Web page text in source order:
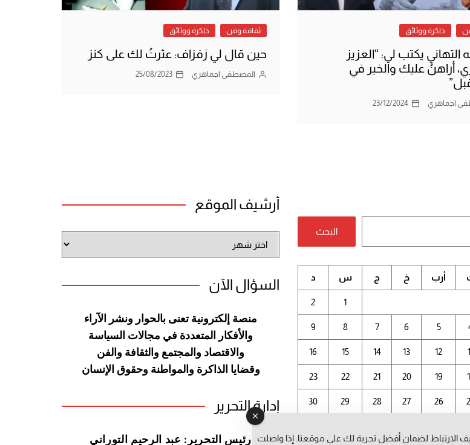
ذاكرة ووثائق
التهاني يكتب لي: “العزيز
أراهنُ عليك والخير في
اجماهري 23/12/2024
ثقافة وفن ذاكرة ووثائق
حين قال لي زفزاف: عثرتُ لك على كنز
المصطفى اجماهري 25/08/2023
البحث
أرب خ ج س د
1
2
5
6
7
8
9
12
13
14
15
16
19
20
21
22
23
26
27
28
29
30
أرشيف الموقع
الموقع
السؤال الآن
منصة إلكترونية تعنى بالحوار ونشر
الآراء
والأفكار المتعددة في مجالات السياسة
والاقتصاد والمجتمع والثقافة والفن
وقضايا الذاكرة والمواطنة وحقوق الإنسان
إدارة التحرير
رئيس التحرير: عبد الرحيم التوراني الارتباط لضمان أفضل تجربة لك على موقعنا. إذا واصلت